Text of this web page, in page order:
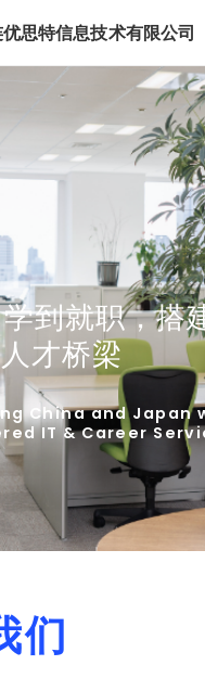
思特信息技术有限公司
到就职，搭
才桥梁
China and Japan
IT & Career
们